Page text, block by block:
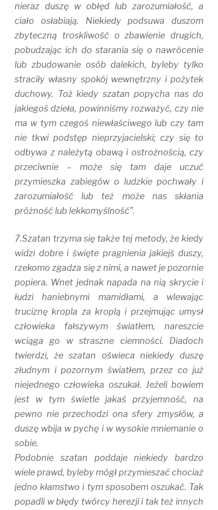
nieraz duszę w obłęd lub zarozumiałość, a
ciało osłabiają. Niekiedy podsuwa duszom
zbyteczną troskliwość o zbawienie drugich,
pobudzając ich do starania się o nawrócenie
lub zbudowanie osób dalekich, byleby tylko
straciły własny spokój wewnętrzny i pożytek
duchowy. Toż kiedy szatan popycha nas do
jakiegoś dzieła, powinniśmy rozważyć, czy nie
ma w tym czegoś niewłaściwego lub czy tam
nie tkwi podstęp nieprzyjacielski; czy się to
odbywa z należytą obawą i ostrożnością, czy
przeciwnie – może się tam daje uczuć
przymieszka zabiegów o ludzkie pochwały i
zarozumiałość lub też może nas skłania
próżność lub lekkomyślność”.
7.Szatan trzyma się także tej metody, że kiedy
widzi dobre i święte pragnienia jakiejś duszy,
rzekomo zgadza się z nimi, a nawet je pozornie
popiera. Wnet jednak napada na nią skrycie i
łudzi haniebnymi mamidłami, a wlewając
truciznę kropla za kroplą i przejmując umysł
człowieka fałszywym światłem, nareszcie
wciąga go w straszne ciemności. Diadoch
twierdzi, że szatan oświeca niekiedy duszę
złudnym i pozornym światłem, przez co już
niejednego człowieka oszukał. Jeżeli bowiem
jest w tym świetle jakaś przyjemność, na
pewno nie przechodzi ona sfery zmysłów, a
duszę wbija w pychę i w wysokie mniemanie o
sobie.
Podobnie szatan poddaje niekiedy bardzo
wiele prawd, byleby mógł przymieszać chociaż
jedno kłamstwo i tym sposobem oszukać. Tak
popadli w błędy twórcy herezji i tak też innych